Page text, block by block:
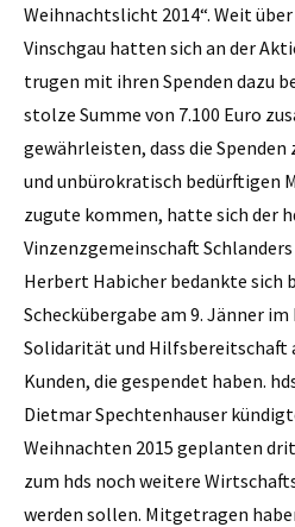
Weihnachtslicht 2014“. Weit
Vinschgau hatten sich an der
trugen mit ihren Spenden dazu
stolze Summe von 7.100 Euro
gewährleisten, dass die
und unbürokratisch bedürftigen
zugute kommen, hatte sich der
Vinzenzgemeinschaft
­Herbert Habicher bedankte sich
Scheckübergabe am 9. Jänner
Solidarität und Hilfs­bereitschaft
Kunden, die gespendet haben.
Dietmar Spechtenhauser
Weihnachten 2015 geplanten
zum hds noch weitere
werden sollen. Mitgetragen